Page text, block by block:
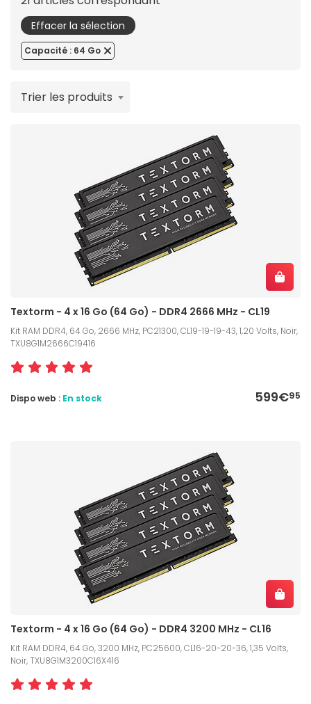
Effacer la sélection
Capacité : 64 Go
Trier les produits
Textorm - 4 x 16 Go (64 Go) - DDR4 2666 MHz - CL19
Kit RAM DDR4, 64 Go, 2666 MHz, PC21300, CL19-19-19-43, 1,20 Volts, Noir,
TXU8G1M2666C19416
599€95
Dispo web : En stock
Textorm - 4 x 16 Go (64 Go) - DDR4 3200 MHz - CL16
Kit RAM DDR4, 64 Go, 3200 MHz, PC25600, CL16-20-20-36, 1,35 Volts,
Noir, TXU8G1M3200C16X416